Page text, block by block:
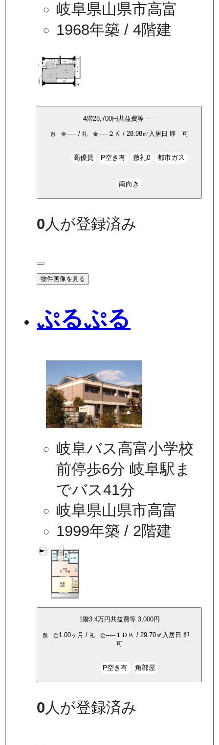
岐阜県山県市高富
1968年築 / 4階建
4階28,700円共益費等 -----
敷 金-----/ 礼 金-----２Ｋ / 28.98㎡ 入居日 即 可
高優賃 P空き有 敷礼0 都市ガス
南向き
0 人が登録済み
物件画像を見る
ぷるぷる
岐阜バス高富小学校
前停歩6分 岐阜駅ま
でバス41分
岐阜県山県市高富
1999年築 / 2階建
1階3.4万円共益費等 3,000円
敷 金1.00ヶ月 / 礼 金----- １ＤＫ / 29.70㎡ 入居日 即
可
P空き有 角部屋
0人が登録済み